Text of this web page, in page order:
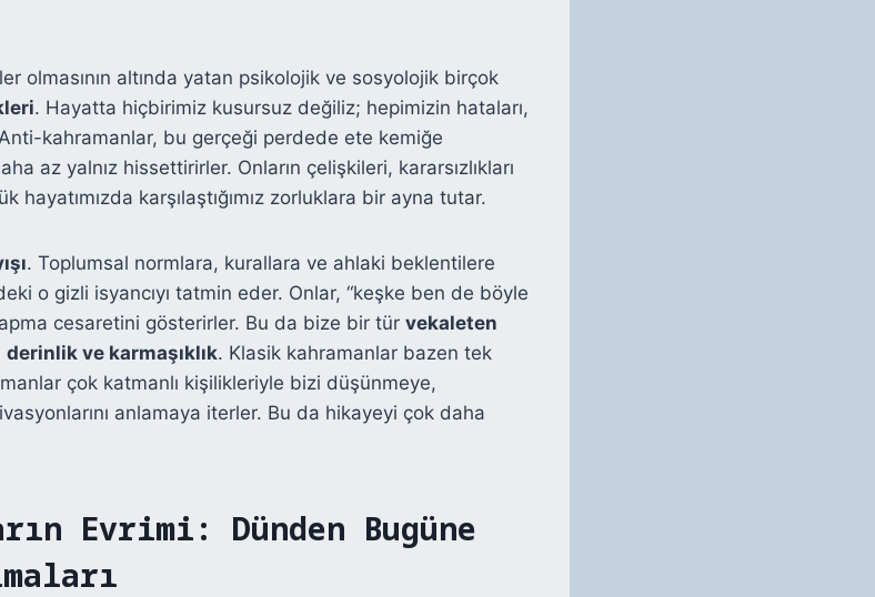
olmasının altında yatan psikolojik ve sosyolojik birçok
. Hayatta hiçbirimiz kusursuz değiliz; hepimizin hataları,
kahramanlar, bu gerçeği perdede ete kemiğe
az yalnız hissettirirler. Onların çelişkileri, kararsızlıkları
hayatımızda karşılaştığımız zorluklara bir ayna tutar.
. Toplumsal normlara, kurallara ve ahlaki beklentilere
o gizli isyancıyı tatmin eder. Onlar, “keşke ben de böyle
cesaretini gösterirler. Bu da bize bir tür vekaleten
derinlik ve karmaşıklık. Klasik kahramanlar bazen tek
çok katmanlı kişilikleriyle bizi düşünmeye,
anlamaya iterler. Bu da hikayeyi çok daha
Evrimi: Dünden Bugüne